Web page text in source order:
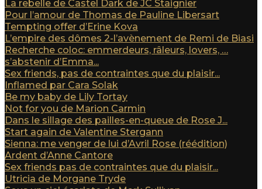
La rebelle de Castel Dark de JC Staignier
Pour l’amour de Thomas de Pauline Libersart
Tempting offer d’Erine Kova
L’empire des dômes 2-l’avènement de Remi de Biasi
Recherche coloc: emmerdeurs, râleurs, lovers, …
s’abstenir d’Emma...
Sex friends, pas de contraintes que du plaisir...
Inflamed par Cara Solak
Be my baby de Lily Tortay
Not for you de Marion Carmin
Dans le sillage des pailles-en-queue de Rose J...
Start again de Valentine Stergann
Sienna: me venger de lui d’Avril Rose (réédition)
Ardent d’Anne Cantore
Sex friends pas de contraintes que du plaisir...
Utricia de Morgane Tryde